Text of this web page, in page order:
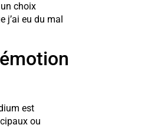
choix
j’ai eu du mal
est
ou